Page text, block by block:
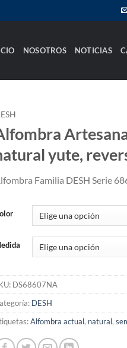
NOSOTROS NOTICIAS
yute,
Familia DESH Serie
DS68607NA
DESH
Alfombra actual, natural,